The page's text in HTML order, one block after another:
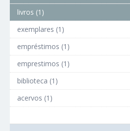
livros (1)
exemplares (1)
empréstimos (1)
emprestimos (1)
biblioteca (1)
acervos (1)